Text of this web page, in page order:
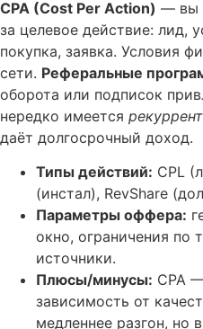
CPA (Cost Per Action) — вы
за целевое действие: лид,
покупка, заявка. Условия
сети. Реферальные
оборота или подписок
нередко имеется рекуррент
даёт долгосрочный доход.
Типы действий: CPL
(инстал), RevShare
Параметры оффера:
окно, ограничения по
источники.
Плюсы/минусы: CPA
зависимость от
медленнее разгон, но